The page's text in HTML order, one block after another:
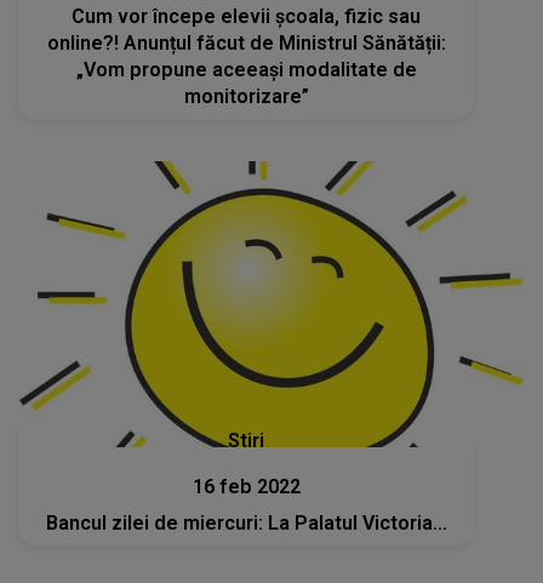
Cum vor începe elevii școala, fizic sau
online?! Anunțul făcut de Ministrul Sănătății:
„Vom propune aceeaşi modalitate de
monitorizare”
Stiri
16 feb 2022
Bancul zilei de miercuri: La Palatul Victoria...